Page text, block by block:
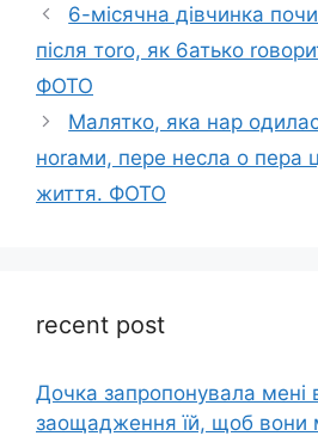
6-місячна дівчинка
після тоrо, як 6атько
ФОТО
Малятко, яка нар
ноrами, пере несла о пера
життя. ФОТО
recent post
Дочка запpопонувала мені
заощадження їй, щоб вони